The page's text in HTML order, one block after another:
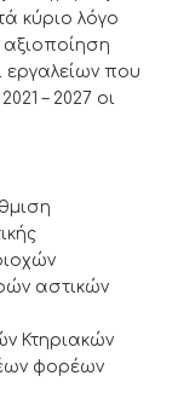
κύριο λόγο
που
– 2027 οι
αστικών
Κτηριακών
φορέων